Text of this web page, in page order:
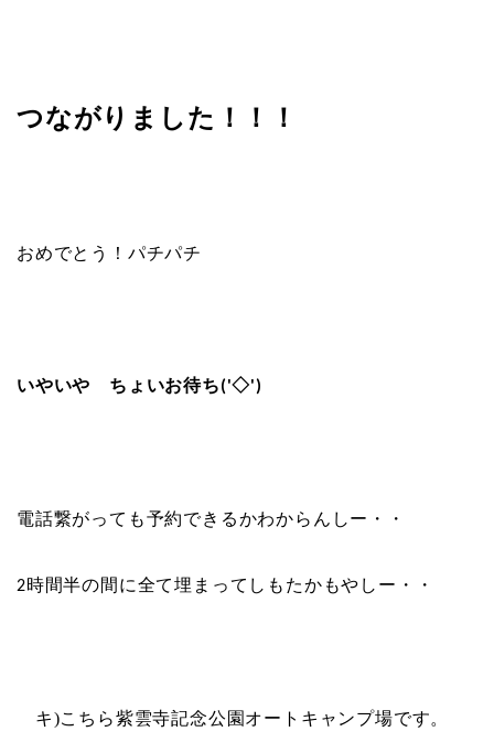
つながりました！！！
おめでとう！パチパチ
いやいや ちょいお待ち('◇')
電話繋がっても予約できるかわからんしー・・
2時間半の間に全て埋まってしもたかもやしー・・
キ)こちら紫雲寺記念公園オートキャンプ場です。